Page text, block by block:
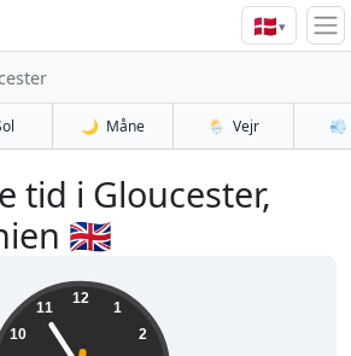
🇩🇰▾
🌙 Måne 🌦️ Vejr 💨
tid i Gloucester,
🇬🇧
12
1
2
10
11